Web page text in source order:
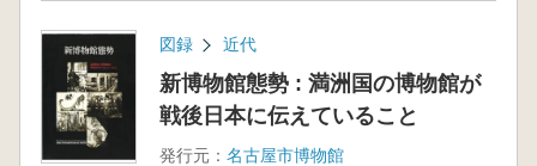
図録 近代
新博物館態勢 : 満洲国の博物館が
戦後日本に伝えていること
発行元： 名古屋市博物館